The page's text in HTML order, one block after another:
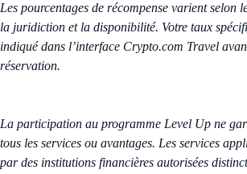
Les pourcentages de récompense varient selon
la juridiction et la disponibilité. Votre taux
indiqué dans l’interface Crypto.com Travel
réservation.
La participation au programme Level Up ne
tous les services ou avantages. Les services
par des institutions financières autorisées